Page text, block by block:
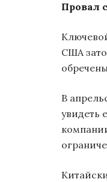
Провал
США
В
увидеть